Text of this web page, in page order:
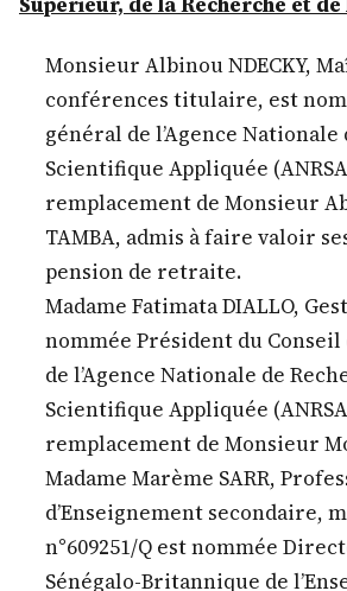
Monsieur Albinou NDECKY,
conférences titulaire, est
général de l’Agence Nationale
Scientifique Appliquée
remplacement de Monsieur
TAMBA, admis à faire valoir
pension de retraite.
Madame Fatimata DIALLO,
nommée Président du
de l’Agence Nationale de
Scientifique Appliquée
remplacement de Monsieur
Madame Marème SARR,
d’Enseignement secondaire,
n°609251/Q est nommée
Sénégalo-Britannique de